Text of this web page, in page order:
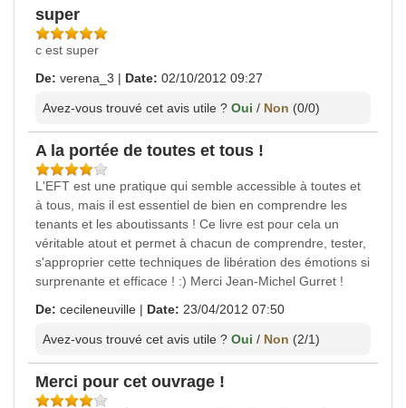
super
c est super
De: verena_3 | Date: 02/10/2012 09:27
Avez-vous trouvé cet avis utile ? Oui / Non (0/0)
A la portée de toutes et tous !
L'EFT est une pratique qui semble accessible à toutes et
à tous, mais il est essentiel de bien en comprendre les
tenants et les aboutissants ! Ce livre est pour cela un
véritable atout et permet à chacun de comprendre, tester,
s'approprier cette techniques de libération des émotions si
surprenante et efficace ! :) Merci Jean-Michel Gurret !
De: cecileneuville | Date: 23/04/2012 07:50
Avez-vous trouvé cet avis utile ? Oui / Non (2/1)
Merci pour cet ouvrage !